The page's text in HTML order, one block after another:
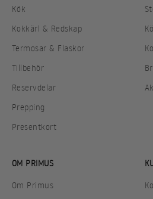
Kök
Kokkärl & Redskap
Termosar & Flaskor
Tillbehör
Reservdelar
Prepping
Presentkort
OM PRIMUS
Om Primus